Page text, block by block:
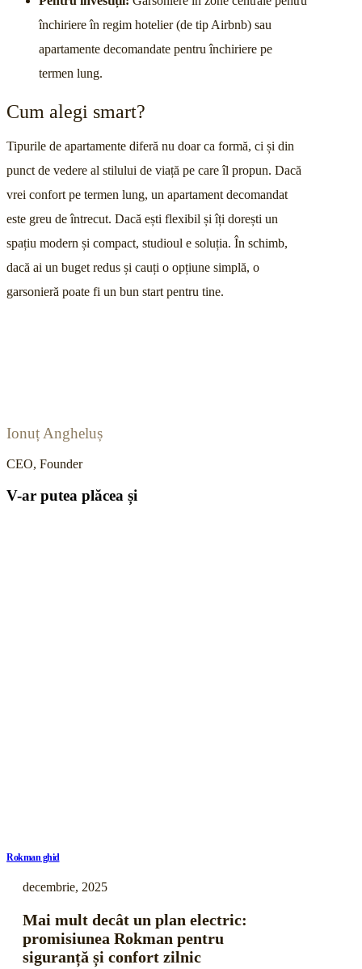
închiriere în regim hotelier (de tip Airbnb) sau
apartamente decomandate pentru închiriere pe
termen lung.
Cum alegi smart?
Tipurile de apartamente diferă nu doar ca formă, ci și din
punct de vedere al stilului de viață pe care îl propun. Dacă
vrei confort pe termen lung, un apartament decomandat
este greu de întrecut. Dacă ești flexibil și îți dorești un
spațiu modern și compact, studioul e soluția. În schimb,
dacă ai un buget redus și cauți o opțiune simplă, o
garsonieră poate fi un bun start pentru tine.
Ionuț Angheluș
CEO, Founder
V-ar putea plăcea și
Rokman ghid
decembrie, 2025
Mai mult decât un plan electric:
promisiunea Rokman pentru
siguranță și confort zilnic